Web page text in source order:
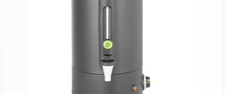
Vergroot afbeelding